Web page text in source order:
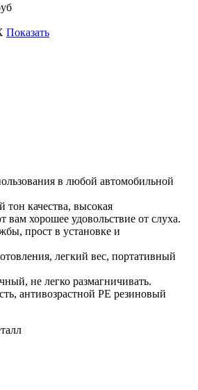
Показать
в любой автомобильной
тон качества, высокая
вам хорошее удовольствие от слуха.
прост в установке и
легкий вес, портативный
не легко размагничивать.
антивозрастной PE резиновый